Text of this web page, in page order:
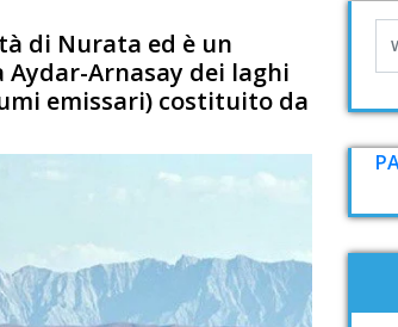
di Nurata ed è un
Arnasay dei laghi
emissari) costituito da